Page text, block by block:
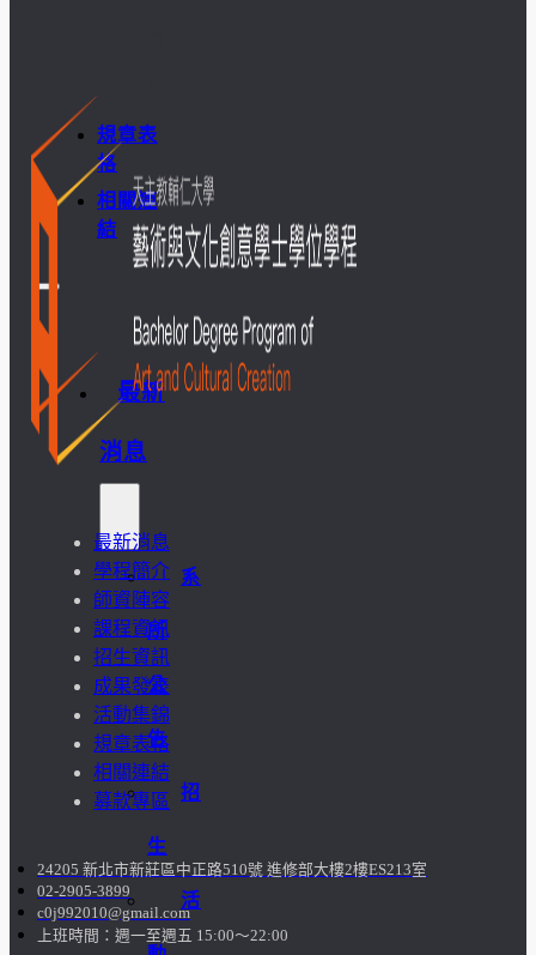
規章表
格
相關連
結
最新
消息
系
所
公
告
招
生
活
最新消息
學程簡介
師資陣容
課程資訊
招生資訊
成果發表
活動集錦
規章表格
相關連結
募款專區
24205 新北市新莊區中正路510號 進修部大樓2樓ES213室
02-2905-3899
c0j992010@gmail.com
上班時間：週一至週五 15:00～22:00